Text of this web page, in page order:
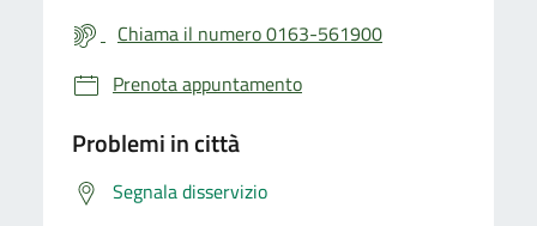
Chiama il numero 0163-561900
Prenota appuntamento
Problemi in città
Segnala disservizio